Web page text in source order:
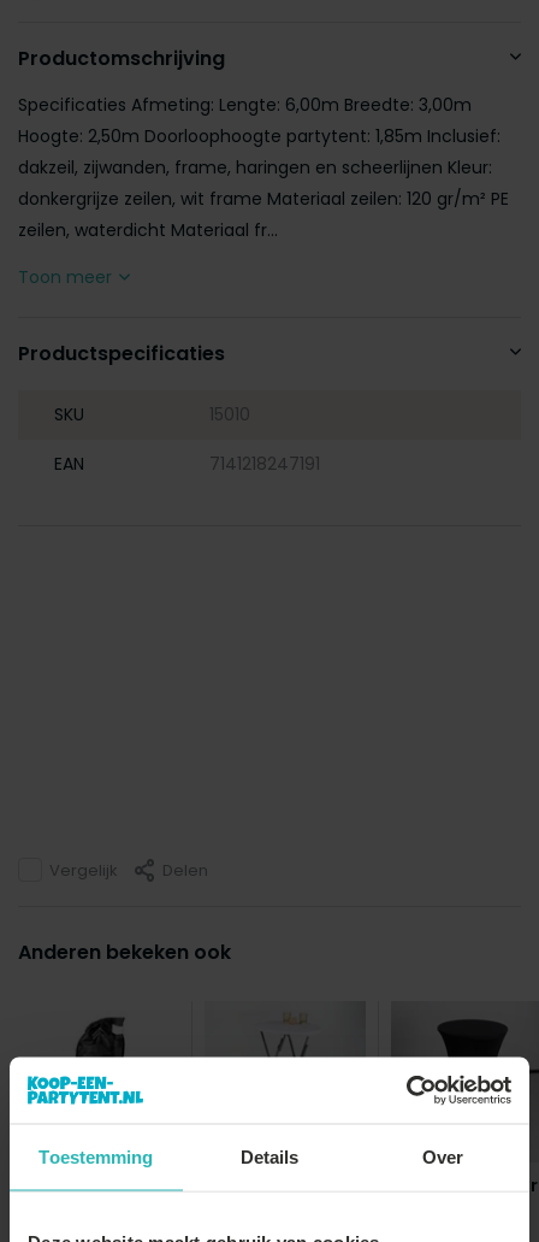
Toestemming Details Over
Productomschrijving
Specificaties Afmeting: Lengte: 6,00m Breedte: 3,00m
Hoogte: 2,50m Doorloophoogte partytent: 1,85m Inclusief:
dakzeil, zijwanden, frame, haringen en scheerlijnen Kleur:
donkergrijze zeilen, wit frame Materiaal zeilen: 120 gr/m² PE
zeilen, waterdicht Materiaal fr...
Toon meer
Productspecificaties
SKU 15010
EAN 7141218247191
Vergelijk Delen
Anderen bekeken ook
Gewichtzak
Stretch rok